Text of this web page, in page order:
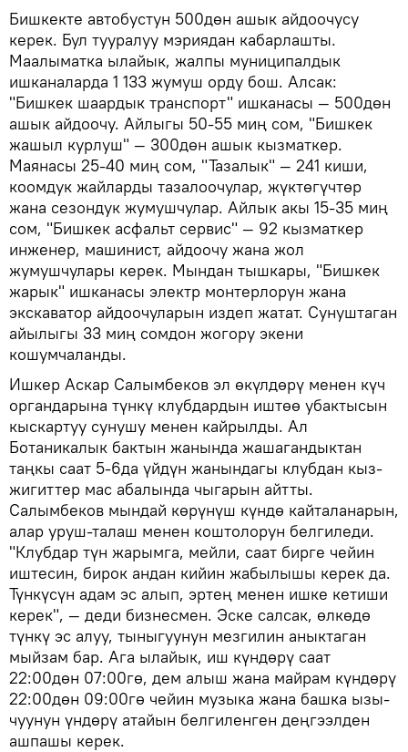
Бишкекте автобустун 500дөн ашык айдоочусу
керек. Бул тууралуу мэриядан кабарлашты.
Маалыматка ылайык, жалпы муниципалдык
ишканаларда 1 133 жумуш орду бош. Алсак:
"Бишкек шаардык транспорт" ишканасы — 500дөн
ашык айдоочу. Айлыгы 50-55 миң сом, "Бишкек
жашыл курлуш" — 300дөн ашык кызматкер.
Маянасы 25-40 миң сом, "Тазалык" — 241 киши,
коомдук жайларды тазалоочулар, жүктөгүчтөр
жана сезондук жумушчулар. Айлык акы 15-35 миң
сом, "Бишкек асфальт сервис" — 92 кызматкер
инженер, машинист, айдоочу жана жол
жумушчулары керек. Мындан тышкары, "Бишкек
жарык" ишканасы электр монтерлорун жана
экскаватор айдоочуларын издеп жатат. Сунуштаган
айылыгы 33 миң сомдон жогору экени
кошумчаланды.
Ишкер Аскар Салымбеков эл өкүлдөрү менен күч
органдарына түнкү клубдардын иштөө убактысын
кыскартуу сунушу менен кайрылды. Ал
Ботаникалык бактын жанында жашагандыктан
таңкы саат 5-6да үйдүн жанындагы клубдан кыз-
жигиттер мас абалында чыгарын айтты.
Салымбеков мындай көрүнүш күндө кайталанарын,
алар уруш-талаш менен коштолорун белгиледи.
"Клубдар түн жарымга, мейли, саат бирге чейин
иштесин, бирок андан кийин жабылышы керек да.
Түнкүсүн адам эс алып, эртең менен ишке кетиши
керек", — деди бизнесмен. Эске салсак, өлкөдө
түнкү эс алуу, тыныгуунун мезгилин аныктаган
мыйзам бар. Ага ылайык, иш күндөрү саат
22:00дөн 07:00гө, дем алыш жана майрам күндөрү
22:00дөн 09:00гө чейин музыка жана башка ызы-
чуунун үндөрү атайын белгиленген деңгээлден
ашпашы керек.